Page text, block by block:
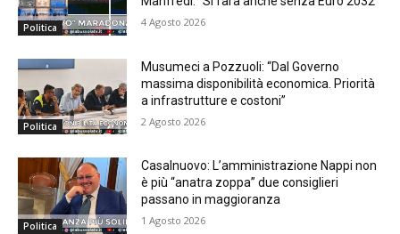
Politica 4 Agosto 2026
Politica
Musumeci a Pozzuoli: “Dal Governo
massima disponibilità economica. Priorità
a infrastrutture e costoni”
2 Agosto 2026
Politica
Casalnuovo: L’amministrazione Nappi non
è più “anatra zoppa” due consiglieri
passano in maggioranza
1 Agosto 2026